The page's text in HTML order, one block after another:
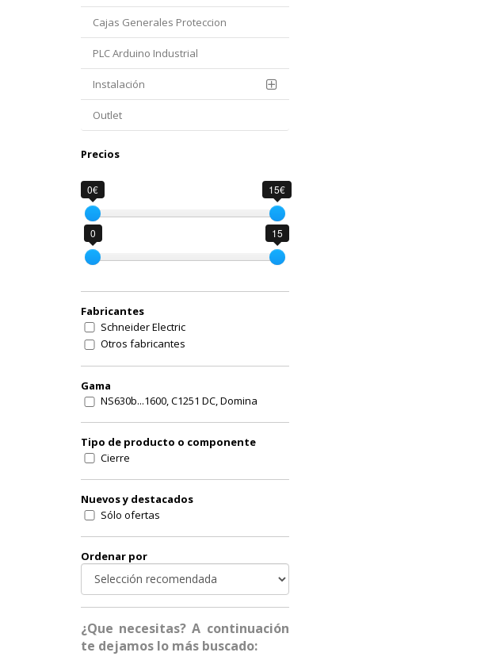
Cajas Generales Proteccion
PLC Arduino Industrial
Instalación
Outlet
Precios
0€ 15€
0 15
Fabricantes
Schneider Electric
Otros fabricantes
Gama
NS630b...1600, C1251 DC, Domina
Tipo de producto o componente
Cierre
Nuevos y destacados
Sólo ofertas
Ordenar por
¿Que necesitas? A continuación
te dejamos lo más buscado: